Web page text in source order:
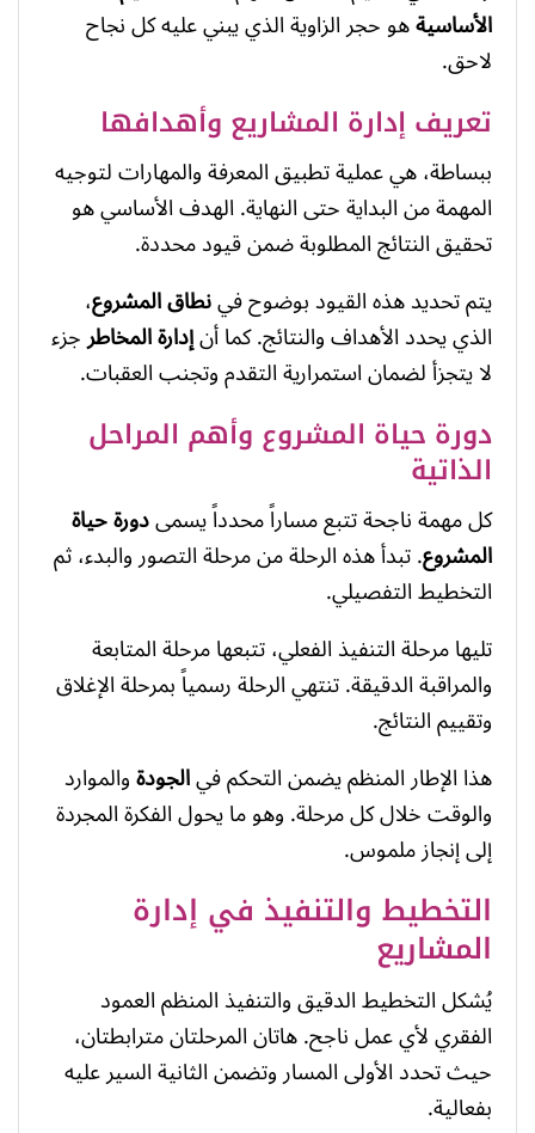
الأساسيةهو حجر الزاوية الذي يبني عليه كل نجاح
لاحق.
تعريف إدارة المشاريع وأهدافها
ببساطة، هي عملية تطبيق المعرفة والمهارات لتوجيه
المهمة من البداية حتى النهاية. الهدف الأساسي هو
تحقيق النتائج المطلوبة ضمن قيود محددة.
يتم تحديد هذه القيود بوضوح فينطاق المشروع،
الذي يحدد الأهداف والنتائج. كما أنإدارة المخاطرجزء
لا يتجزأ لضمان استمرارية التقدم وتجنب العقبات.
دورة حياة المشروع وأهم المراحل
الذاتية
كل مهمة ناجحة تتبع مساراً محدداً يسمىدورة حياة
المشروع. تبدأ هذه الرحلة من مرحلة التصور والبدء، ثم
التخطيط التفصيلي.
تليها مرحلة التنفيذ الفعلي، تتبعها مرحلة المتابعة
والمراقبة الدقيقة. تنتهي الرحلة رسمياً بمرحلة الإغلاق
وتقييم النتائج.
هذا الإطار المنظم يضمن التحكم فيالجودةوالموارد
والوقت خلال كل مرحلة. وهو ما يحول الفكرة المجردة
إلى إنجاز ملموس.
التخطيط والتنفيذ في إدارة
المشاريع
يُشكل التخطيط الدقيق والتنفيذ المنظم العمود
الفقري لأي عمل ناجح. هاتان المرحلتان مترابطتان،
حيث تحدد الأولى المسار وتضمن الثانية السير عليه
بفعالية.